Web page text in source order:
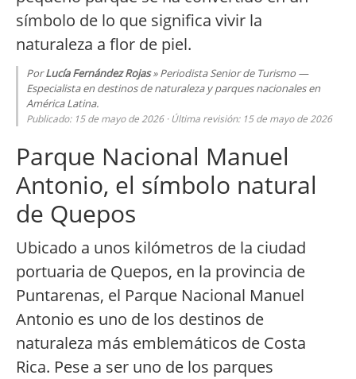
símbolo de lo que significa vivir la
naturaleza a flor de piel.
PorLucía Fernández Rojas» Periodista Senior de Turismo —
Especialista en destinos de naturaleza y parques nacionales en
América Latina.
Publicado: 15 de mayo de 2026 · Última revisión: 15 de mayo de 2026
Parque Nacional Manuel
Antonio, el símbolo natural
de Quepos
Ubicado a unos kilómetros de la ciudad
portuaria de Quepos, en la provincia de
Puntarenas, el Parque Nacional Manuel
Antonio es uno de los destinos de
naturaleza más emblemáticos de Costa
Rica. Pese a ser uno de los parques